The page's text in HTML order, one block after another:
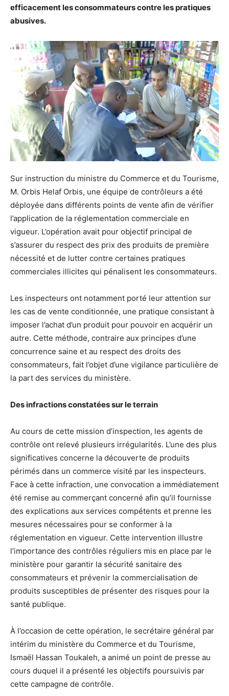
efficacement les consommateurs contre les pratiques
abusives.
Sur instruction du ministre du Commerce et du Tourisme,
M. Orbis Helaf Orbis, une équipe de contrôleurs a été
déployée dans différents points de vente afin de vérifier
l’application de la réglementation commerciale en
vigueur. L’opération avait pour objectif principal de
s’assurer du respect des prix des produits de première
nécessité et de lutter contre certaines pratiques
commerciales illicites qui pénalisent les consommateurs.
Les inspecteurs ont notamment porté leur attention sur
les cas de vente conditionnée, une pratique consistant à
imposer l’achat d’un produit pour pouvoir en acquérir un
autre. Cette méthode, contraire aux principes d’une
concurrence saine et au respect des droits des
consommateurs, fait l’objet d’une vigilance particulière de
la part des services du ministère.
Des infractions constatées sur le terrain
Au cours de cette mission d’inspection, les agents de
contrôle ont relevé plusieurs irrégularités. L’une des plus
significatives concerne la découverte de produits
périmés dans un commerce visité par les inspecteurs.
Face à cette infraction, une convocation a immédiatement
été remise au commerçant concerné afin qu’il fournisse
des explications aux services compétents et prenne les
mesures nécessaires pour se conformer à la
réglementation en vigueur. Cette intervention illustre
l’importance des contrôles réguliers mis en place par le
ministère pour garantir la sécurité sanitaire des
consommateurs et prévenir la commercialisation de
produits susceptibles de présenter des risques pour la
santé publique.
À l’occasion de cette opération, le secrétaire général par
intérim du ministère du Commerce et du Tourisme,
Ismaël Hassan Toukaleh, a animé un point de presse au
cours duquel il a présenté les objectifs poursuivis par
cette campagne de contrôle.